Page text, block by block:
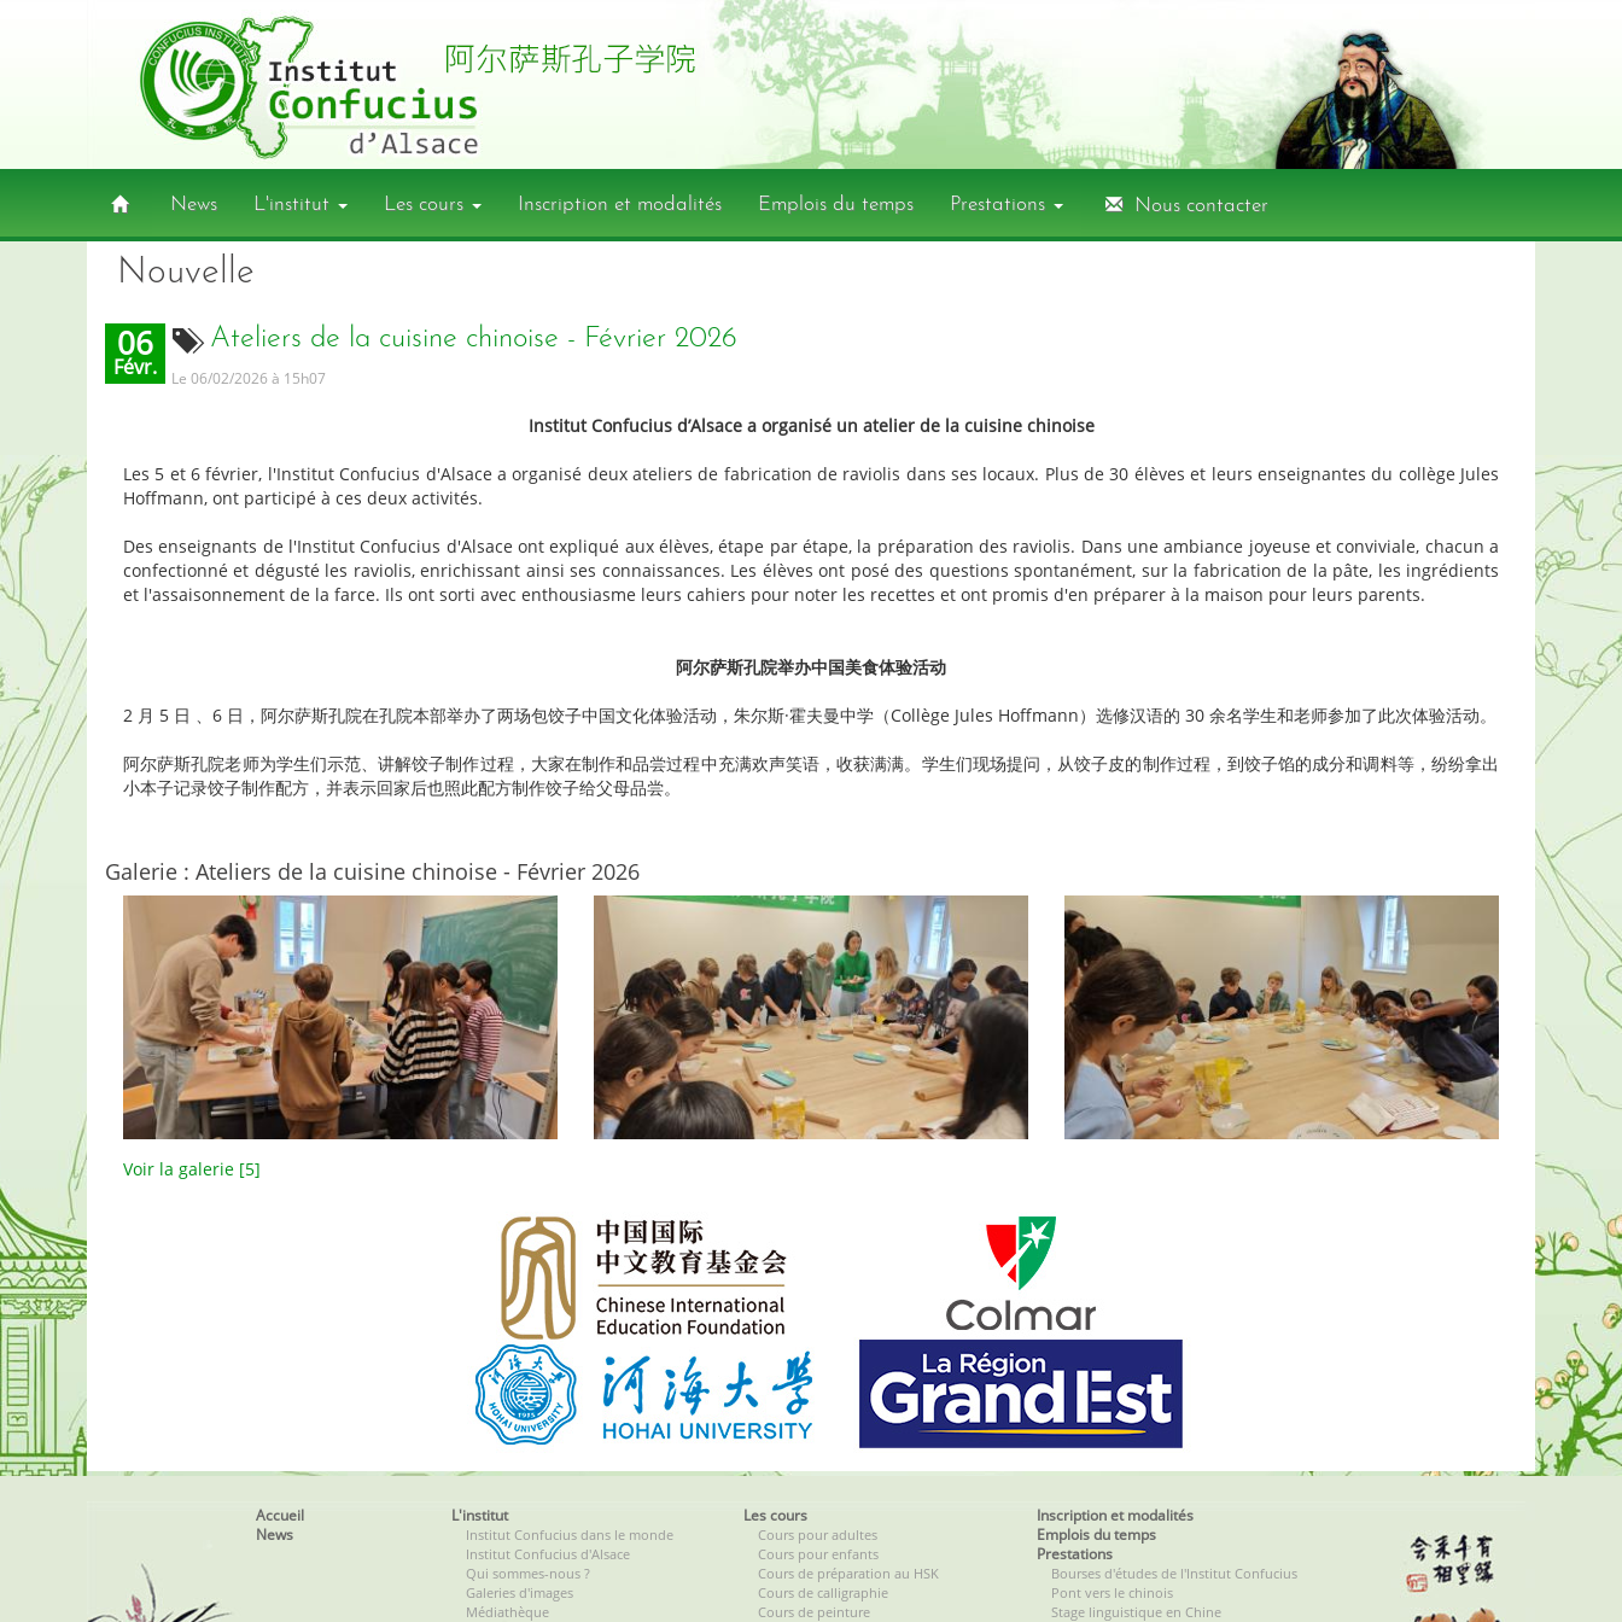
News L'institut Les cours Inscription et modalités Emplois du temps Prestations Nous contacter
Nouvelle
06
Févr.
Ateliers de la cuisine chinoise - Février 2026
Le 06/02/2026 à 15h07
Institut Confucius d’Alsace a organisé un atelier de la cuisine chinoise
Les 5 et 6 février, l'Institut Confucius d'Alsace a organisé deux ateliers de fabrication de raviolis dans ses locaux. Plus de 30 élèves et leurs enseignantes du collège Jules
Hoffmann, ont participé à ces deux activités.
Des enseignants de l'Institut Confucius d'Alsace ont expliqué aux élèves, étape par étape, la préparation des raviolis. Dans une ambiance joyeuse et conviviale, chacun a
confectionné et dégusté les raviolis, enrichissant ainsi ses connaissances. Les élèves ont posé des questions spontanément, sur la fabrication de la pâte, les ingrédients
et l'assaisonnement de la farce. Ils ont sorti avec enthousiasme leurs cahiers pour noter les recettes et ont promis d'en préparer à la maison pour leurs parents.
阿尔萨斯孔院举办中国美食体验活动
2 月 5 日 、6 日，阿尔萨斯孔院在孔院本部举办了两场包饺子中国文化体验活动，朱尔斯·霍夫曼中学（Collège Jules Hoffmann）选修汉语的 30 余名学生和老师参加了此次体验活动。
阿尔萨斯孔院老师为学生们示范、讲解饺子制作过程，大家在制作和品尝过程中充满欢声笑语，收获满满。学生们现场提问，从饺子皮的制作过程，到饺子馅的成分和调料等，纷纷拿出
小本子记录饺子制作配方，并表示回家后也照此配方制作饺子给父母品尝。
Galerie : Ateliers de la cuisine chinoise - Février 2026
Voir la galerie [5]
Accueil
News
L'institut
Institut Confucius dans le monde
Institut Confucius d'Alsace
Qui sommes-nous ?
Galeries d'images
Médiathèque
Les cours
Cours pour adultes
Cours pour enfants
Cours de préparation au HSK
Cours de calligraphie
Cours de peinture
Inscription et modalités
Emplois du temps
Prestations
Bourses d'études de l'Institut Confucius
Pont vers le chinois
Stage linguistique en Chine